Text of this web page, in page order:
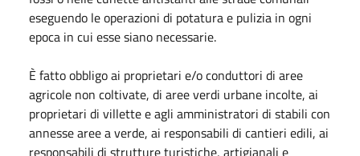
eseguendo le operazioni di potatura e pulizia in ogni
epoca in cui esse siano necessarie.
È fatto obbligo ai proprietari e/o conduttori di aree
agricole non coltivate, di aree verdi urbane incolte, ai
proprietari di villette e agli amministratori di stabili con
annesse aree a verde, ai responsabili di cantieri edili, ai
responsabili di strutture turistiche, artigianali e